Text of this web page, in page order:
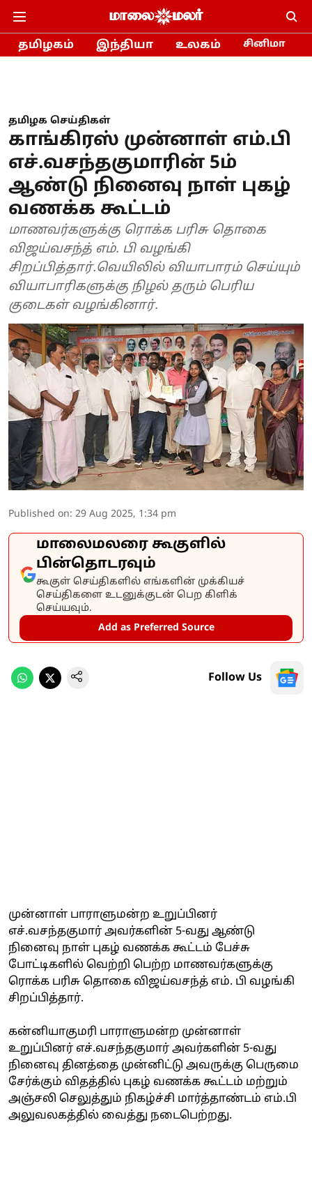
தமிழகம் இந்தியா உலகம் சினிமா
தமிழக செய்திகள்
காங்கிரஸ் முன்னாள் எம்.பி
எச்.வசந்தகுமாரின் 5ம்
ஆண்டு நினைவு நாள் புகழ்
வணக்க கூட்டம்
மாணவர்களுக்கு ரொக்க பரிசு தொகை
விஜய்வசந்த் எம். பி வழங்கி
சிறப்பித்தார்.வெயிலில் வியாபாரம் செய்யும்
வியாபாரிகளுக்கு நிழல் தரும் பெரிய
குடைகள் வழங்கினார்.
Published on: 29 Aug 2025, 1:34 pm
மாலைமலரை கூகுளில்
பின்தொடரவும்
கூகுள் செய்திகளில் எங்களின் முக்கியச்
செய்திகளை உடனுக்குடன் பெற கிளிக்
செய்யவும்.
Add as Preferred Source
Follow Us
முன்னாள் பாராளுமன்ற உறுப்பினர்
எச்.வசந்தகுமார் அவர்களின் 5-வது ஆண்டு
நினைவு நாள் புகழ் வணக்க கூட்டம் பேச்சு
போட்டிகளில் வெற்றி பெற்ற மாணவர்களுக்கு
ரொக்க பரிசு தொகை விஜய்வசந்த் எம். பி வழங்கி
சிறப்பித்தார்.
கன்னியாகுமரி பாராளுமன்ற முன்னாள்
உறுப்பினர் எச்.வசந்தகுமார் அவர்களின் 5-வது
நினைவு தினத்தை முன்னிட்டு அவருக்கு பெருமை
சேர்க்கும் விதத்தில் புகழ் வணக்க கூட்டம் மற்றும்
அஞ்சலி செலுத்தும் நிகழ்ச்சி மார்த்தாண்டம் எம்.பி
அலுவலகத்தில் வைத்து நடைபெற்றது.